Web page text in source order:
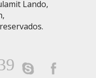
Lando,